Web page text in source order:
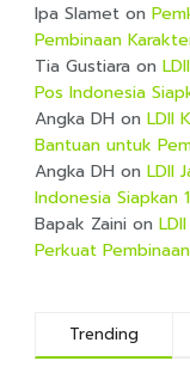
Ipa Slamet on
Pembinaan
Tia Gustiara on
Pos Indonesia
Angka DH on LDII
Bantuan untuk
Angka DH on LDII
Indonesia Siapkan
Bapak Zaini on
Perkuat
Trending